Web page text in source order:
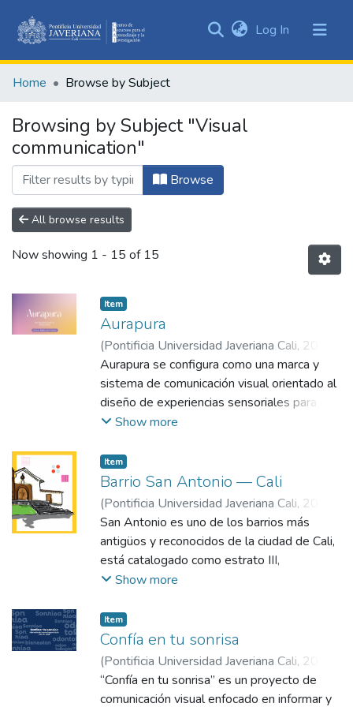
&
All of DSpace
Log In (current)
Home Browse by Subject
Browsing by Subject "Visual
communication"
Browse
All browse results
Now showing 1 - 15 of 15
Item
Aurapura
(Pontificia Universidad Javeriana Cali, 2026
Lara Cruz, Ana Sofía;Mora Paz, María
Alejandra
Aurapura se configura como una marca y
sistema de comunicación visual orientado al
diseño de experiencias sensoriales para el
bienestar emocional, sustentado en la
activamente en la relación entre las
personas y sus estados internos. Desde
este enfoque, la propuesta trasciende lo
objetual para consolidarse como un
ecosistema que articula elementos visuales,
táctiles y olfativos con herramientas
digitales, generando experiencias
cotidianidad. El proyecto responde a la
necesidad contemporánea de gestionar las
emociones en contextos de alta
estimulación y desconexión personal,
proponiendo un sistema accesible que
Show more
Item
Barrio San Antonio — Cali
(Pontificia Universidad Javeriana Cali, 2016
Gutiérrez Calderón, Daniela;Arboleda
Aparicio, Fernando
San Antonio es uno de los barrios más
antigüos y reconocidos de la ciudad de Cali,
está catalogado como estrato III,
actualmente nos encontramos con viviendas
comercio, vivienda -oficina, estos de usos
mixtos, el cual ha aumentado en los últimos
años y se está viendo afectado el barrio
porque esto ha traido aspectos negativos,
uno de ellos la inseguridad- San Antonio se
Show more
Item
Confía en tu sonrisa
(Pontificia Universidad Javeriana Cali, 2025
Bermúdez Gómez, Gabriela ;Cuéllar Arenas,
Jhoiner
“Confía en tu sonrisa” es un proyecto de
comunicación visual enfocado en informar y